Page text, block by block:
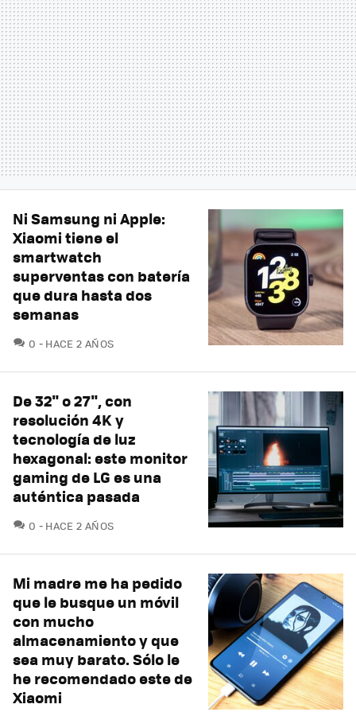
Ni Samsung ni Apple:
Xiaomi tiene el
smartwatch
superventas con batería
que dura hasta dos
semanas
0 COMENTARIOS
HACE 2 AÑOS
De 32" o 27", con
resolución 4K y
tecnología de luz
hexagonal: este monitor
gaming de LG es una
auténtica pasada
0 COMENTARIOS
HACE 2 AÑOS
Mi madre me ha pedido
que le busque un móvil
con mucho
almacenamiento y que
sea muy barato. Sólo le
he recomendado este de
Xiaomi